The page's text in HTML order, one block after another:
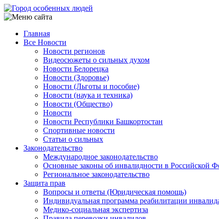
Перейти
к
содержанию
Main
navigation
Главная
Все Новости
Новости регионов
Видеосюжеты о сильных духом
Новости Белорецка
Новости (Здоровье)
Новости (Льготы и пособие)
Новости (наука и техника)
Новости (Общество)
Новости
Новости Республики Башкортостан
Спортивные новости
Статьи о сильных
Законодательство
Международное законодательство
Основные законы об инвалидности в Российской
Региональное законодательство
Защита прав
Вопросы и ответы (Юридическая помощь)
Индивидуальная программа реабилитации
Медико-социальная экспертиза